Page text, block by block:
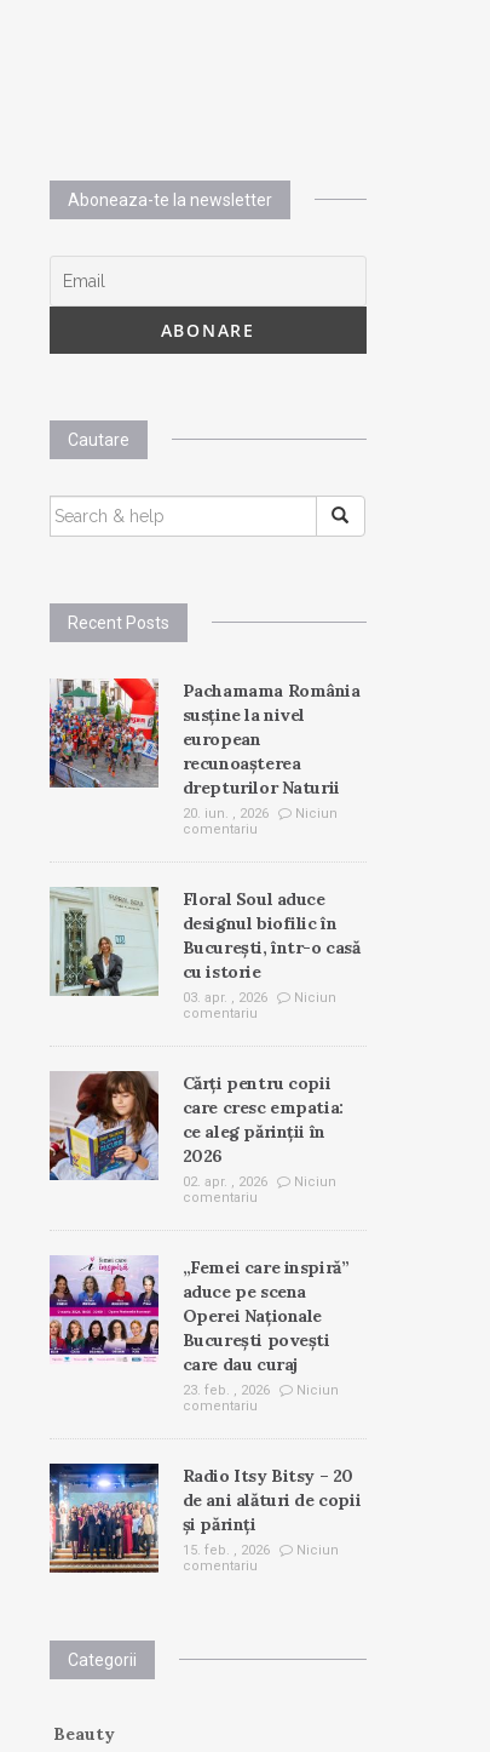
Aboneaza-te la newsletter
Cautare
SEARCH
FOR:
Recent Posts
Pachamama România
susține la nivel
european
recunoașterea
drepturilor Naturii
20. iun. , 2026
Niciun
comentariu
Floral Soul aduce
designul biofilic în
București, într-o casă
cu istorie
03. apr. , 2026
Niciun
comentariu
Cărți pentru copii
care cresc empatia:
ce aleg părinții în
2026
02. apr. , 2026
Niciun
comentariu
„Femei care inspiră”
aduce pe scena
Operei Naționale
București povești
care dau curaj
23. feb. , 2026
Niciun
comentariu
Radio Itsy Bitsy – 20
de ani alături de copii
și părinți
15. feb. , 2026
Niciun
comentariu
Categorii
Beauty